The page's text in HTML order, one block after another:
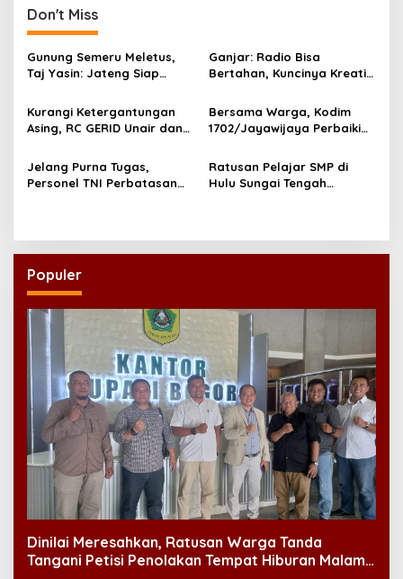
n
a
v
i
g
t
n
Don't Miss
Gunung Semeru Meletus,
Taj Yasin: Jateng Siap
Ganjar: Radio Bisa
Bertahan, Kuncinya Kreatif
Kurangi Ketergantungan
Asing, RC GERID Unair dan
NTB Kerjasama
Kembangkan Rapid Test
Bersama Warga, Kodim
1702/Jayawijaya Perbaiki
Pasca Dirusak
Jelang Purna Tugas,
Personel TNI Perbatasan
Ratusan Pelajar SMP di
Hulu Sungai Tengah
Populer
Dinilai Meresahkan, Ratusan Warga Tanda
Tangani Petisi Penolakan Tempat Hiburan Malam